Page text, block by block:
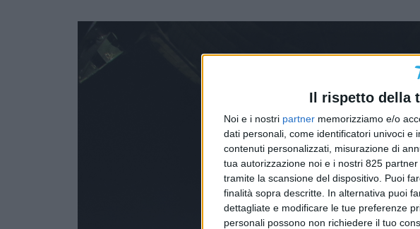
Il rispetto della
Noi e i nostri partner memorizziamo e/o
dati personali, come identificatori univoci e
contenuti personalizzati, misurazione di
tua autorizzazione noi e i nostri 825
tramite la scansione del dispositivo. Puoi
finalità sopra descritte. In alternativa puoi
dettagliate e modificare le tue preferenze
personali possono non richiedere il tuo